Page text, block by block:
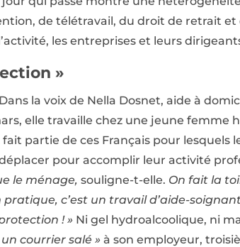
de télétravail, du droit de retrait et
les entreprises et leurs
»
la voix de Nella Dosnet, aide à
elle travaille chez une jeune femme
partie de ces Français pour lesquels
pour accomplir leur activité
le ménage, souligne-t-elle. On fait la
pratique, c’est un travail d’aide-
! »Ni gel hydroalcoolique, ni
un courrier salé »à son employeur,